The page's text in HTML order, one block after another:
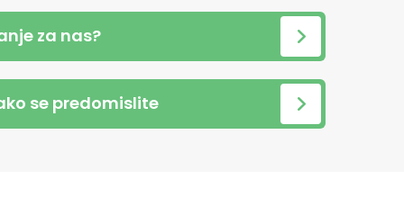
za nas?
se predomislite